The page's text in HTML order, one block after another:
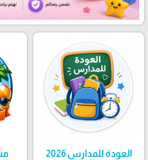
العودة للمدارس 2026